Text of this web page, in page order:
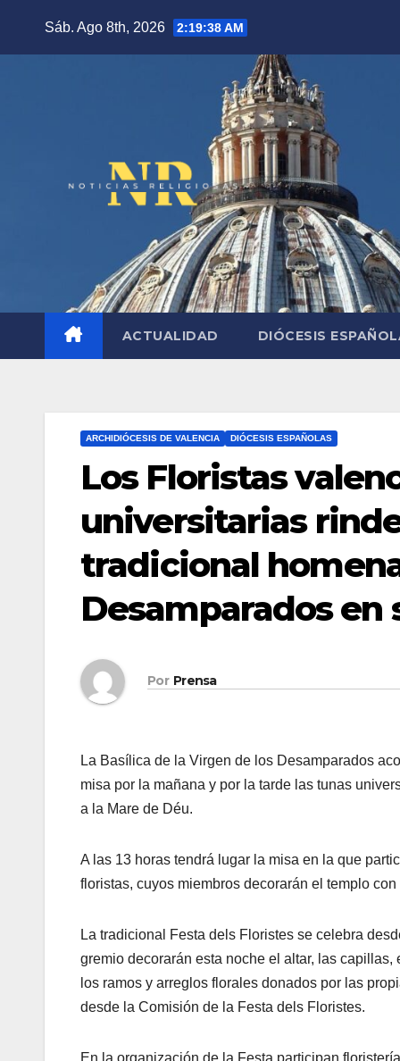
Sáb. Ago 8th, 2026 2:19:39 AM
ACTUALIDAD DIÓCESIS
ARCHIDIÓCESIS DE VALENCIA DIÓCESIS ESPAÑOLAS
Los Floristas
universitarias
tradicional
Desamparados en
Por Prensa
La Basílica de la Virgen de los Desamparados
misa por la mañana y por la tarde las tunas
a la Mare de Déu.
A las 13 horas tendrá lugar la misa en la que
floristas, cuyos miembros decorarán el templo
La tradicional Festa dels Floristes se celebra
gremio decorarán esta noche el altar, las
los ramos y arreglos florales donados por las
desde la Comisión de la Festa dels Floristes.
En la organización de la Festa participan